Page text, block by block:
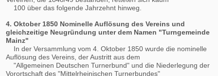
100 über das folgende Jahrzehnt hinweg.
4. Oktober 1850 Nominelle Auflösung des Vereins und
gleichzeitige Neugründung unter dem Namen "Turngemeinde
Mainz"
In der Versammlung vom 4. Oktober 1850 wurde die nominelle
Auflösung des Vereins, der Austritt aus dem
"Allgemeinen Deutschen Turnerbund" und die Niederlegung der
Vorortschaft des "Mittelrheinischen Turnerbundes"